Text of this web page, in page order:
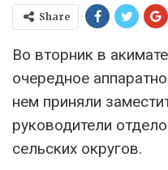
Share
Во вторник в
очередное
нем приняли
руководители
сельских округов.